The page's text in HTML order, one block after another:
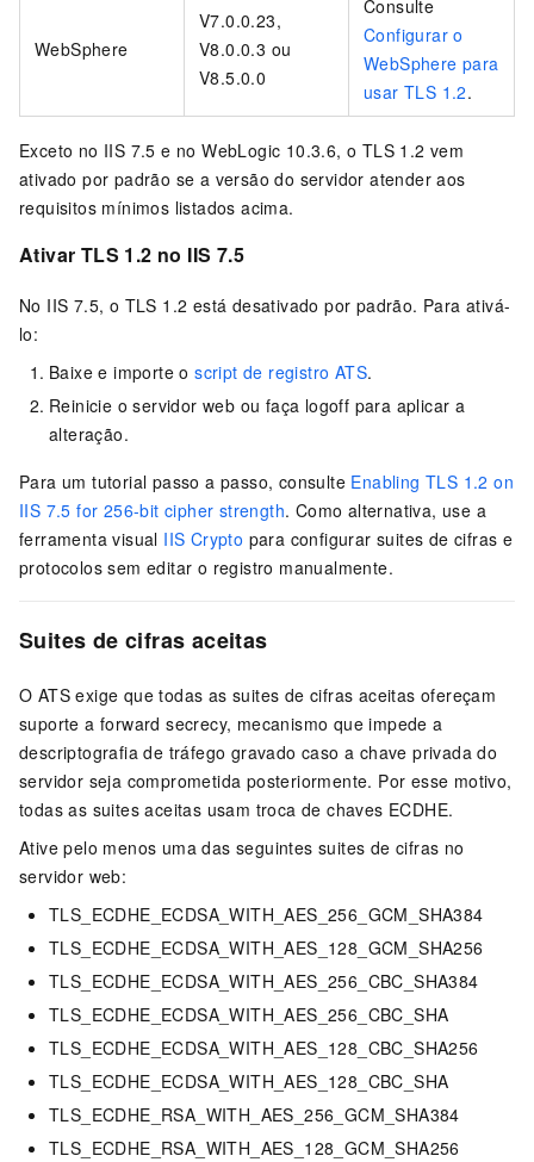
WebSphere
V7.0.0.23,
V8.0.0.3 ou
V8.5.0.0
Consulte
Configurar o
WebSphere para
usar TLS 1.2.
Exceto no IIS 7.5 e no WebLogic 10.3.6, o TLS 1.2 vem
ativado por padrão se a versão do servidor atender aos
requisitos mínimos listados acima.
Ativar TLS 1.2 no IIS 7.5
No IIS 7.5, o TLS 1.2 está desativado por padrão. Para ativá-
lo:
Baixe e importe oscript de registro ATS.
Reinicie o servidor web ou faça logoff para aplicar a
alteração.
Para um tutorial passo a passo, consulte Enabling TLS 1.2 on
IIS 7.5 for 256-bit cipher strength. Como alternativa, use a
ferramenta visual IIS Crypto para configurar suites de cifras e
protocolos sem editar o registro manualmente.
Suites de cifras aceitas
O ATS exige que todas as suites de cifras aceitas ofereçam
suporte a forward secrecy, mecanismo que impede a
descriptografia de tráfego gravado caso a chave privada do
servidor seja comprometida posteriormente. Por esse motivo,
todas as suites aceitas usam troca de chaves ECDHE.
Ative pelo menos uma das seguintes suites de cifras no
servidor web:
TLS_ECDHE_ECDSA_WITH_AES_256_GCM_SHA384
TLS_ECDHE_ECDSA_WITH_AES_128_GCM_SHA256
TLS_ECDHE_ECDSA_WITH_AES_256_CBC_SHA384
TLS_ECDHE_ECDSA_WITH_AES_256_CBC_SHA
TLS_ECDHE_ECDSA_WITH_AES_128_CBC_SHA256
TLS_ECDHE_ECDSA_WITH_AES_128_CBC_SHA
TLS_ECDHE_RSA_WITH_AES_256_GCM_SHA384
TLS_ECDHE_RSA_WITH_AES_128_GCM_SHA256